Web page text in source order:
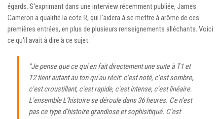
égards. S'exprimant dans une interview récemment publiée, James
Cameron a qualifié la cote R, qui l'aidera à se mettre à arôme de ces
premières entrées, en plus de plusieurs renseignements alléchants. Voici
ce qu'il avait à dire à ce sujet.
"Je pense que ce qui en fait directement une suite à T1 et
T2 tient autant au ton qu'au récit: c'est noté, c'est sombre,
c'est croustillant, c'est rapide, c'est intense, c'est linéaire.
L'ensemble L’histoire se déroule dans 36 heures. Ce n’est
pas ce type d’histoire grandiose et sophisitiqué. C’est